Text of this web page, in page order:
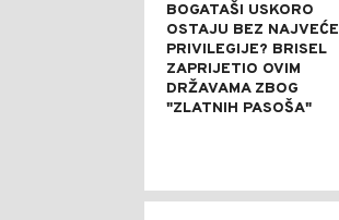
BOGATAŠI USKORO
OSTAJU BEZ NAJVEĆE
PRIVILEGIJE? BRISEL
ZAPRIJETIO OVIM
DRŽAVAMA ZBOG
"ZLATNIH PASOŠA"